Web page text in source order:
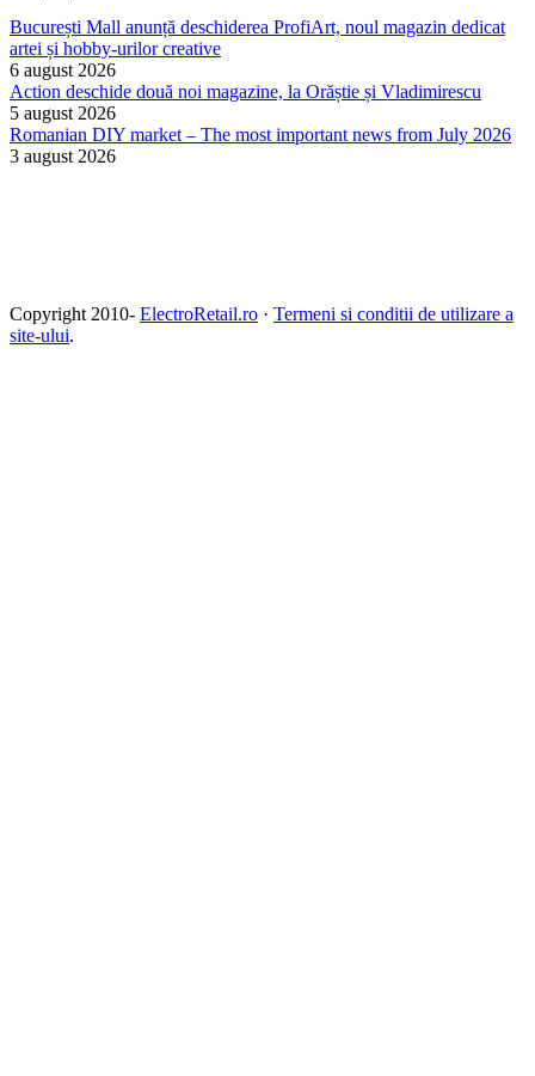
București Mall anunță deschiderea ProfiArt, noul magazin dedicat
artei și hobby-urilor creative
6 august 2026
Action deschide două noi magazine, la Orăștie și Vladimirescu
5 august 2026
Romanian DIY market – The most important news from July 2026
3 august 2026
Copyright 2010- ElectroRetail.ro · Termeni si conditii de utilizare a
site-ului.